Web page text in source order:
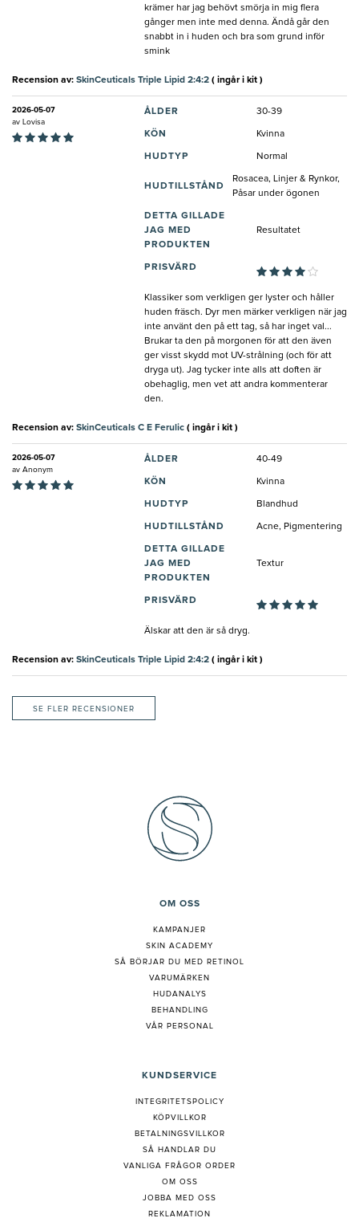
krämer har jag behövt smörja in mig flera
gånger men inte med denna. Ändå går den
snabbt in i huden och bra som grund inför
smink
Recension av: SkinCeuticals Triple Lipid 2:4:2 ( ingår i kit )
2026-05-07
av Lovisa
ÅLDER 30-39
KÖN Kvinna
HUDTYP Normal
HUDTILLSTÅND
Rosacea, Linjer & Rynkor,
Påsar under ögonen
DETTA GILLADE
JAG MED
PRODUKTEN
Resultatet
PRISVÄRD
Klassiker som verkligen ger lyster och håller
huden fräsch. Dyr men märker verkligen när jag
inte använt den på ett tag, så har inget val...
Brukar ta den på morgonen för att den även
ger visst skydd mot UV-strålning (och för att
dryga ut). Jag tycker inte alls att doften är
obehaglig, men vet att andra kommenterar
den.
Recension av: SkinCeuticals C E Ferulic ( ingår i kit )
2026-05-07
av Anonym
ÅLDER 40-49
KÖN Kvinna
HUDTYP Blandhud
HUDTILLSTÅND Acne, Pigmentering
DETTA GILLADE
JAG MED
PRODUKTEN
Textur
PRISVÄRD
Älskar att den är så dryg.
Recension av: SkinCeuticals Triple Lipid 2:4:2 ( ingår i kit )
SE FLER RECENSIONER
OM OSS
KAMPANJER
SKIN ACADEMY
SÅ BÖRJAR DU MED RETINOL
VARUMÄRKEN
HUDANALYS
BEHANDLING
VÅR PERSONAL
KUNDSERVICE
INTEGRITETSPOLICY
KÖPVILLKOR
BETALNINGSVILLKOR
SÅ HANDLAR DU
VANLIGA FRÅGOR ORDER
OM OSS
JOBBA MED OSS
REKLAMATION